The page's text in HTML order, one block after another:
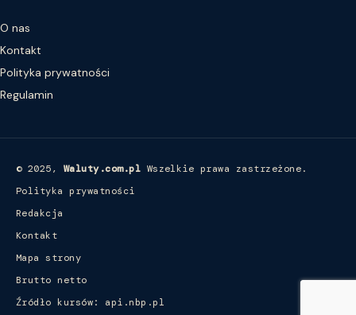
O nas
Kontakt
Polityka prywatności
Regulamin
© 2025, Waluty.com.pl Wszelkie prawa zastrzeżone.
Polityka prywatności
Redakcja
Kontakt
Mapa strony
Brutto netto
Źródło kursów: api.nbp.pl